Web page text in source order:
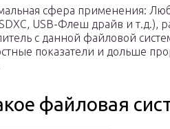
сфера применения:
USB-Флеш драйв и т.д.),
с данной файловой
показатели и дольше
файловая